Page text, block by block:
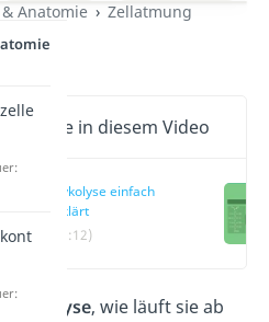
Anatomie
Zellatmung
Inhalte in diesem Video
Glykolyse einfach
erklärt
(00:12)
Glykolyse, wie läuft sie ab